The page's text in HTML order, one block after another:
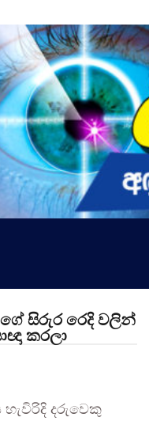
සිරුර රෙදි වලින්
කරලා
දරුවෙකු